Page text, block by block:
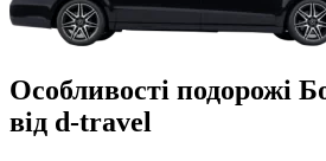
Особливості подорожі
від d-travel